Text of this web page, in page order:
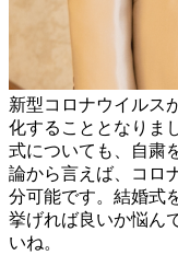
新型コロナウイルス
化することとなりま
式についても、自粛
論から言えば、コロ
分可能です。結婚式
挙げれば良いか悩ん
いね。